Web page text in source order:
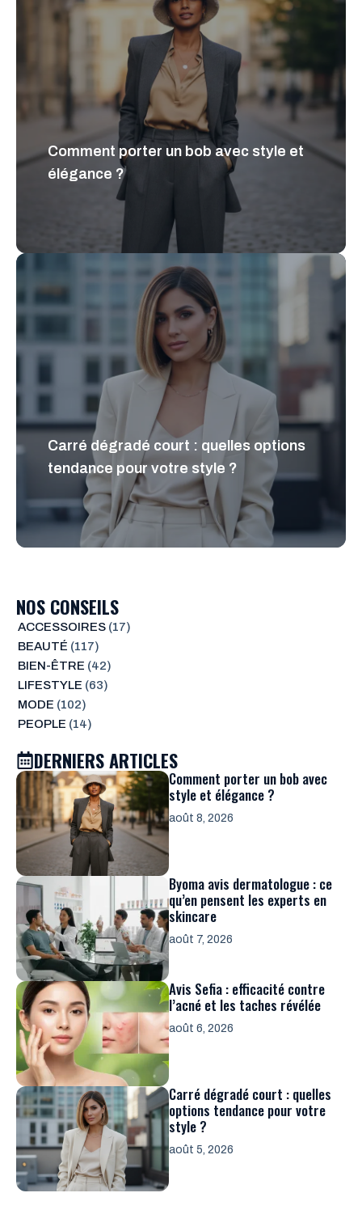
Comment porter un bob avec style et
élégance ?
Carré dégradé court : quelles options
tendance pour votre style ?
NOS CONSEILS
ACCESSOIRES(17)
BEAUTÉ (117)
BIEN-ÊTRE (42)
LIFESTYLE (63)
MODE (102)
PEOPLE (14)
DERNIERS ARTICLES
Comment porter un bob avec
style et élégance ?
août 8, 2026
Byoma avis dermatologue : ce
qu’en pensent les experts en
skincare
août 7, 2026
Avis Sefia : efficacité contre
l’acné et les taches révélée
août 6, 2026
Carré dégradé court : quelles
options tendance pour votre
style ?
août 5, 2026